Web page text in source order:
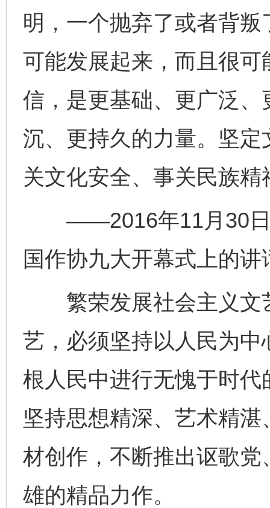
明，一个抛弃了或者背
可能发展起来，而且很
信，是更基础、更广泛
沉、更持久的力量。坚
关文化安全、事关民族
——2016年11月30日
国作协九大开幕式上的讲
繁荣发展社会主义文
艺，必须坚持以人民为
根人民中进行无愧于时
坚持思想精深、艺术精
材创作，不断推出讴歌
雄的精品力作。